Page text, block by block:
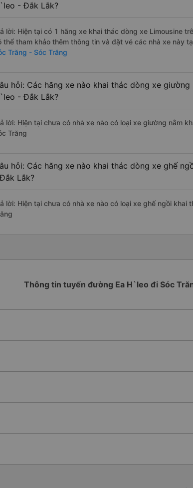
- Đắk Lắk?
lời: Hiện tại có 1 hãng xe khai thác dòng xe Limousine
thể tham khảo thêm thông tin và đặt vé các nhà xe này
Trăng - Sóc Trăng
hỏi: Các hãng xe nào khai thác dòng xe
- Đắk Lắk?
lời: Hiện tại chưa có nhà xe nào có loại xe giường nằm
Trăng
hỏi: Các hãng xe nào khai thác dòng xe ghế
Lắk?
lời: Hiện tại chưa có nhà xe nào có loại xe ghế ngồi
Thông tin tuyến đường Ea H`leo đi Sóc